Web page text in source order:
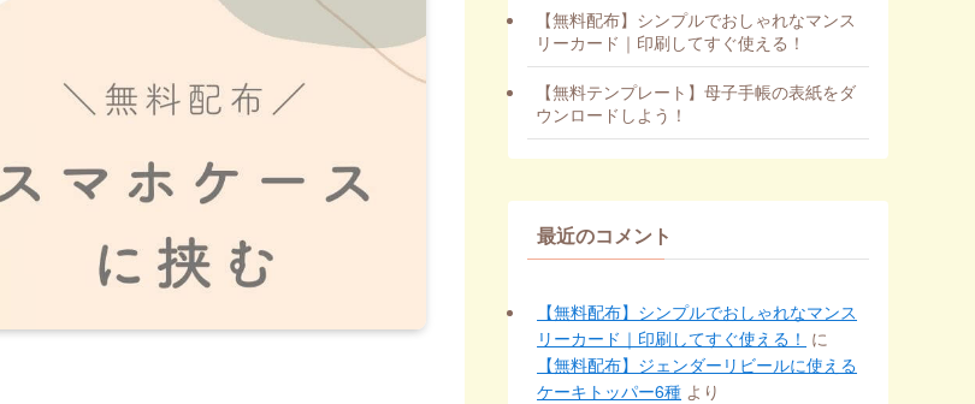
【無料配布】シンプルでおしゃれなマンス
リーカード｜印刷してすぐ使える！
【無料テンプレート】母子手帳の表紙をダ
ウンロードしよう！
最近のコメント
【無料配布】シンプルでおしゃれなマンス
リーカード｜印刷してすぐ使える！ に
【無料配布】ジェンダーリビールに使える
ケーキトッパー6種 より